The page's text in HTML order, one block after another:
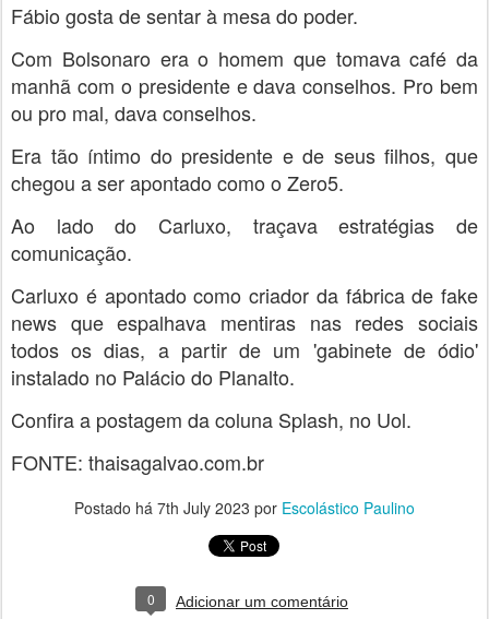
Fábio gosta de sentar à mesa do poder.
Com Bolsonaro era o homem que tomava café da
manhã com o presidente e dava conselhos. Pro bem
ou pro mal, dava conselhos.
Era tão íntimo do presidente e de seus filhos, que
chegou a ser apontado como o Zero5.
Ao lado do Carluxo, traçava estratégias de
comunicação.
Carluxo é apontado como criador da fábrica de fake
news que espalhava mentiras nas redes sociais
todos os dias, a partir de um 'gabinete de ódio'
instalado no Palácio do Planalto.
Confira a postagem da coluna Splash, no Uol.
FONTE: thaisagalvao.com.br
Postado há 7th July 2023 por Escolástico Paulino
0 Adicionar um comentário